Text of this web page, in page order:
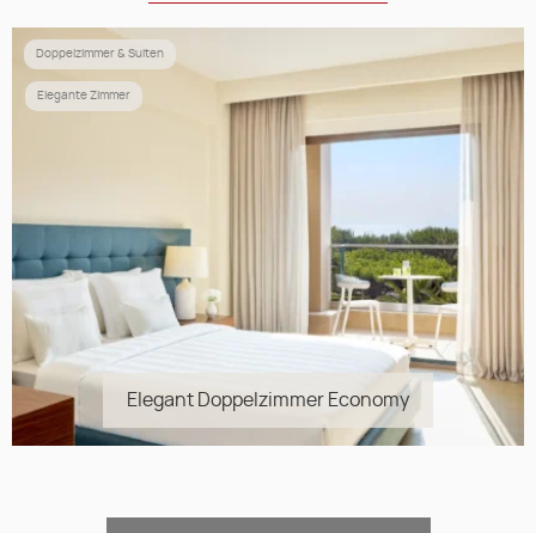
Doppelzimmer & Suiten
Elegante Zimmer
Elegant Doppelzimmer Economy